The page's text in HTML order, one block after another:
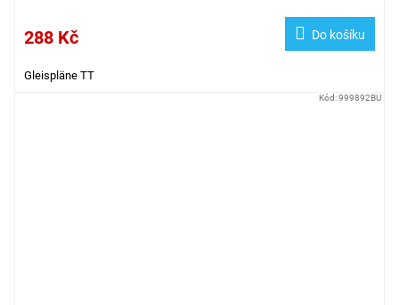
288 Kč Do košíku
Gleispläne TT
Kód:999892BU